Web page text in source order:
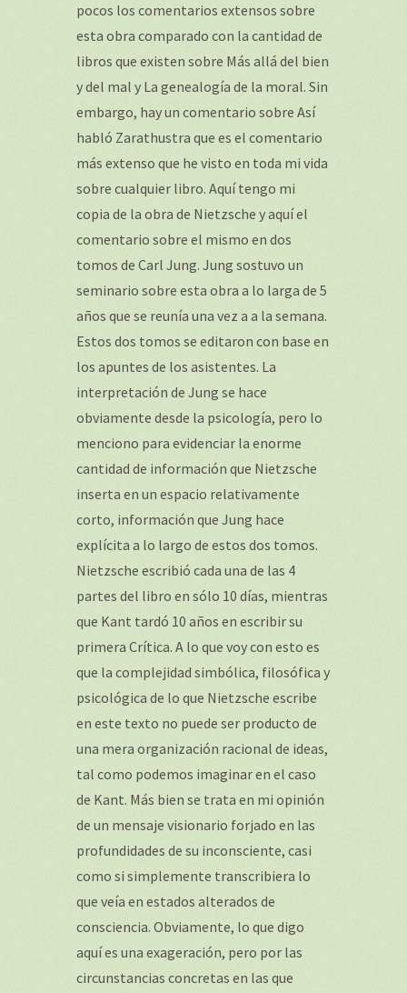
pocos los comentarios extensos sobre
esta obra comparado con la cantidad de
libros que existen sobre Más allá del bien
y del mal y La genealogía de la moral. Sin
embargo, hay un comentario sobre Así
habló Zarathustra que es el comentario
más extenso que he visto en toda mi vida
sobre cualquier libro. Aquí tengo mi
copia de la obra de Nietzsche y aquí el
comentario sobre el mismo en dos
tomos de Carl Jung. Jung sostuvo un
seminario sobre esta obra a lo larga de 5
años que se reunía una vez a a la semana.
Estos dos tomos se editaron con base en
los apuntes de los asistentes. La
interpretación de Jung se hace
obviamente desde la psicología, pero lo
menciono para evidenciar la enorme
cantidad de información que Nietzsche
inserta en un espacio relativamente
corto, información que Jung hace
explícita a lo largo de estos dos tomos.
Nietzsche escribió cada una de las 4
partes del libro en sólo 10 días, mientras
que Kant tardó 10 años en escribir su
primera Crítica. A lo que voy con esto es
que la complejidad simbólica, filosófica y
psicológica de lo que Nietzsche escribe
en este texto no puede ser producto de
una mera organización racional de ideas,
tal como podemos imaginar en el caso
de Kant. Más bien se trata en mi opinión
de un mensaje visionario forjado en las
profundidades de su inconsciente, casi
como si simplemente transcribiera lo
que veía en estados alterados de
consciencia. Obviamente, lo que digo
aquí es una exageración, pero por las
circunstancias concretas en las que